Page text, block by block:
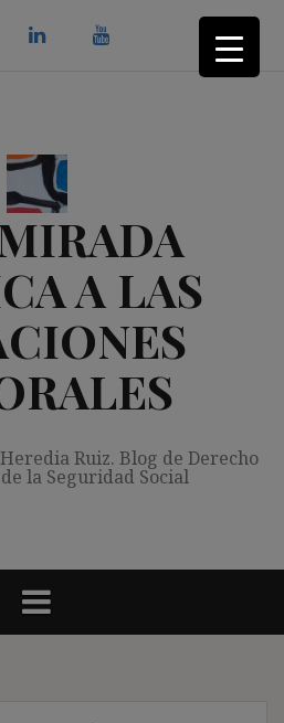
A LAS
Ruiz. Blog de Derecho
la Seguridad Social